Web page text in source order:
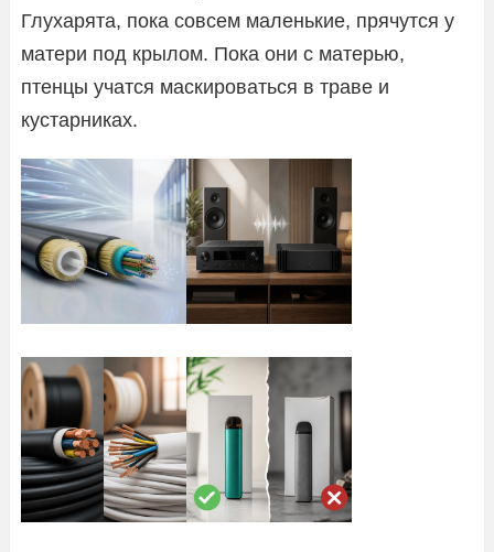
Глухарята, пока совсем маленькие, прячутся у
матери под крылом. Пока они с матерью,
птенцы учатся маскироваться в траве и
кустарниках.